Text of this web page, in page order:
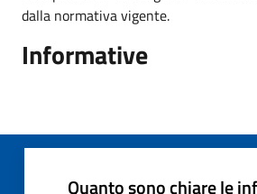
dalla normativa vigente.
Informative
Quanto sono chiare le